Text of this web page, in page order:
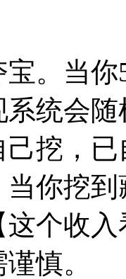
当你
统会
己挖，
你挖
这个收
慎。